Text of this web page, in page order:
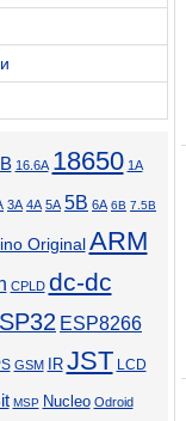
16.6А 18650 1А
3А 4А 5А 5В 6А 6В 7.5В
Original ARM
CPLD dc-dc
ESP8266
GSM IR JST LCD
MSP Nucleo Odroid